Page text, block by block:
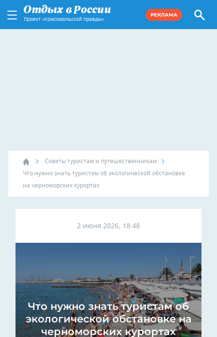
Проект «Комсомольской правды»
РЕКЛАМА
Советы туристам и путешественникам
Что нужно знать туристам об экологической обстановке
на черноморских курортах
2 июня 2026, 18:48
Что нужно знать туристам об
экологической обстановке на
черноморских курортах